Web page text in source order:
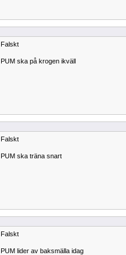
Falskt
PUM ska på krogen ikväll
Falskt
PUM ska träna snart
Falskt
PUM lider av baksmälla idag